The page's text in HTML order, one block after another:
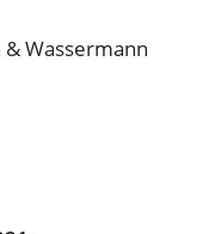
Wassermann